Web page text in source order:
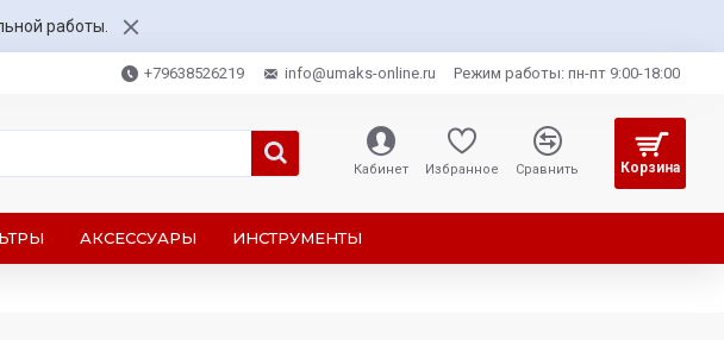
работы.
+79638526219 info@umaks-online.ru Режим работы: пн-пт 9:00-18:00
Кабинет Избранное Сравнить Корзина
АКСЕССУАРЫ ИНСТРУМЕНТЫ